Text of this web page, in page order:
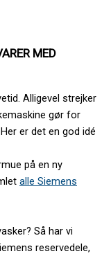
MED
Alligevel strejker
gør for
er det en god idé
på en ny
alle Siemens
Så har vi
reservedele,